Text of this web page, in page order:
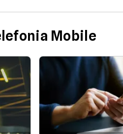
Mobile